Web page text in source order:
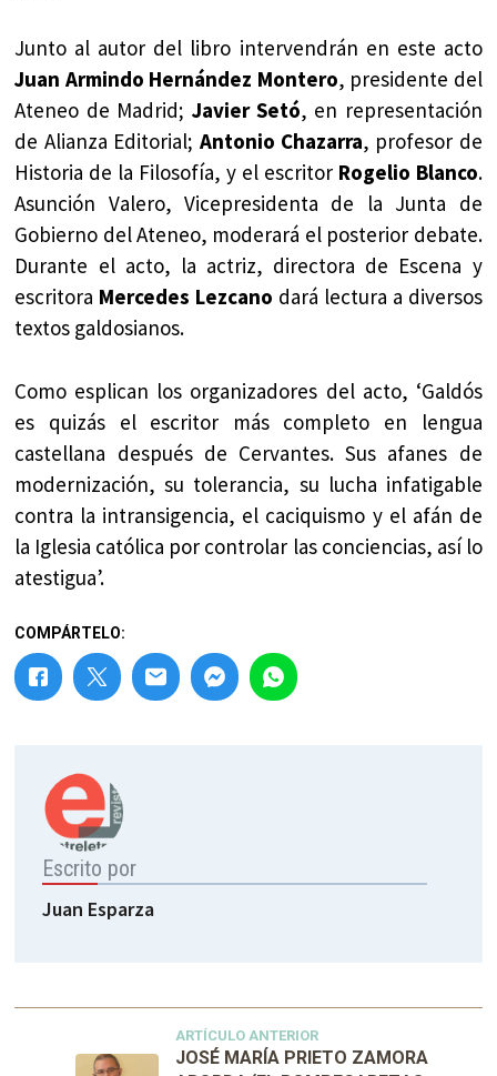
Junto al autor del libro intervendrán en este acto
Juan Armindo Hernández Montero, presidente del
Ateneo de Madrid; Javier Setó, en representación
de Alianza Editorial; Antonio Chazarra, profesor de
Historia de la Filosofía, y el escritor Rogelio Blanco.
Asunción Valero, Vicepresidenta de la Junta de
Gobierno del Ateneo, moderará el posterior debate.
Durante el acto, la actriz, directora de Escena y
escritora Mercedes Lezcano dará lectura a diversos
textos galdosianos.
Como esplican los organizadores del acto, ‘Galdós
es quizás el escritor más completo en lengua
castellana después de Cervantes. Sus afanes de
modernización, su tolerancia, su lucha infatigable
contra la intransigencia, el caciquismo y el afán de
la Iglesia católica por controlar las conciencias, así lo
atestigua’.
COMPÁRTELO:
Escrito por
Juan Esparza
ARTÍCULO ANTERIOR
JOSÉ MARÍA PRIETO ZAMORA